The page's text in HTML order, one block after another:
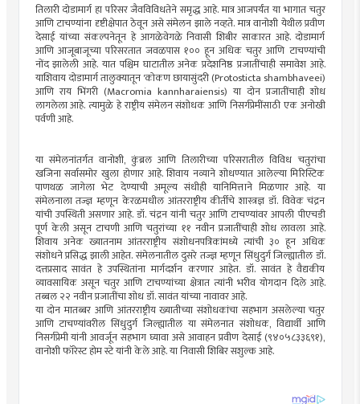
तिलारी दोडामार्ग हा परिसर जैवविविधतेने समृद्ध आहे. मात्र आजपर्यंत या भागात चतुर
आणि टाचण्यांना दृष्टीक्षेपात ठेवून असे संमेलन झाले नव्हते. मात्र वानोशी येथील प्रवीण
देसाई यांच्या संकल्पनेतून हे आगळेवेगळे निवासी शिबीर साकारत आहे. दोडामार्ग
आणि आजूबाजूच्या परिसरतात जवळपास १०० हून अधिक चतुर आणि टाचण्यांची
नोंद झालेली आहे. यात पश्चिम घाटातील अनेक प्रदेशनिष्ठ प्रजातींचाही समावेश आहे.
याशिवाय दोडामार्ग तालुक्यातून 'कोकण छायासुंदरी (Protosticta shambhaveei)
आणि राय भिंगरी (Macromia kannharaiensis) या दोन प्रजातींचाही शोध
लागलेला आहे. त्यामुळे हे राष्ट्रीय संमेलन संशोधक आणि निसर्गप्रेमींसाठी एक अनोखी
पर्वणी आहे.
या संमेलनांतर्गत वानोशी, कुंब्रल आणि तिलारीच्या परिसरातील विविध चतुरांचा
खजिना सर्वासमोर खुला होणार आहे. शिवाय नव्याने शोधण्यात आलेल्या मिरिस्टिक
पाणथळ जागेला भेट देण्याची अमूल्य संधीही यानिमित्ताने मिळणार आहे. या
संमेलनाला तज्ज्ञ म्हणून केरळमधील आंतरराष्ट्रीय कीर्तीचे शास्त्रज्ञ डॉ. विवेक चंद्रन
यांची उपस्थिती असणार आहे. डॉ. चंद्रन यांनी चतुर आणि टाचण्यांवर आपली पीएचडी
पूर्ण केली असून टाचणी आणि चतुरांच्या ११ नवीन प्रजातींचाही शोध लावला आहे.
शिवाय अनेक ख्यातनाम आंतरराष्ट्रीय संशोधनपत्रिकांमध्ये त्यांची ३० हून अधिक
संशोधने प्रसिद्ध झाली आहेत. संमेलनातील दुसरे तज्ज्ञ म्हणून सिंधुदुर्ग जिल्ह्यातील डॉ.
दत्तप्रसाद सावंत हे उपस्थितांना मार्गदर्शन करणार आहेत. डॉ. सावंत हे वैद्यकीय
व्यावसायिक असून चतुर आणि टाचण्यांच्या क्षेत्रात त्यांनी भरीव योगदान दिले आहे.
तब्बल २२ नवीन प्रजातींचा शोध डॉ. सावंत यांच्या नावावर आहे.
या दोन मातब्बर आणि आंतरराष्ट्रीय ख्यातीच्या संशोधकांचा सहभाग असलेल्या चतुर
आणि टाचण्यांवरील सिंधुदुर्ग जिल्ह्यातील या संमेलनात संशोधक, विद्यार्थी आणि
निसर्गप्रेमी यांनी आवर्जून सहभाग घ्यावा असे आवाहन प्रवीण देसाई (९४०५८३३६९१),
वानोशी फॉरेस्ट होम स्टे यांनी केले आहे. या निवासी शिबिर सशुल्क आहे.